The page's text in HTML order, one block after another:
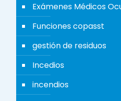
Exámenes Médicos
Funciones copasst
gestión de residuos
Incedios
incendios